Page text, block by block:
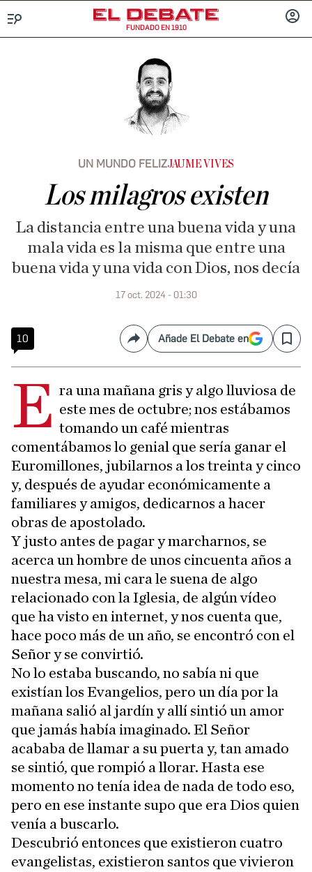
FUNDADO EN 1910
UN MUNDO FELIZJAUME VIVES
Los milagros existen
La distancia entre una buena vida y una
mala vida es la misma que entre una
buena vida y una vida con Dios, nos decía
17 oct. 2024 - 01:30
10 CompartirAñade El Debate en Save
E ra una mañana gris y algo lluviosa de
este mes de octubre; nos estábamos
tomando un café mientras
comentábamos lo genial que sería ganar el
Euromillones, jubilarnos a los treinta y cinco
y, después de ayudar económicamente a
familiares y amigos, dedicarnos a hacer
obras de apostolado.
Y justo antes de pagar y marcharnos, se
acerca un hombre de unos cincuenta años a
nuestra mesa, mi cara le suena de algo
relacionado con la Iglesia, de algún vídeo
que ha visto en internet, y nos cuenta que,
hace poco más de un año, se encontró con el
Señor y se convirtió.
No lo estaba buscando, no sabía ni que
existían los Evangelios, pero un día por la
mañana salió al jardín y allí sintió un amor
que jamás había imaginado. El Señor
acababa de llamar a su puerta y, tan amado
se sintió, que rompió a llorar. Hasta ese
momento no tenía idea de nada de todo eso,
pero en ese instante supo que era Dios quien
venía a buscarlo.
Descubrió entonces que existieron cuatro
evangelistas, existieron santos que vivieron